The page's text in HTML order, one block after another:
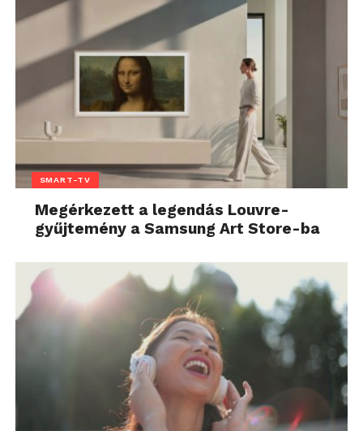
SMART-TV
Megérkezett a legendás Louvre-
gyűjtemény a Samsung Art Store-ba